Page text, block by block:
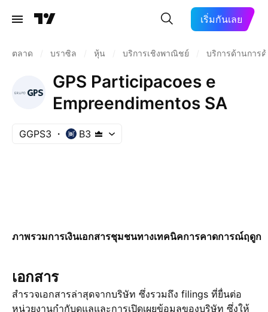
เริ่มกันเลย
ตลาด บราซิล หุ้น บริการเชิงพาณิชย์ บริการด้านการค้
GPS Participacoes e
Empreendimentos SA
GGPS3 B3
ภาพรวมการเงินเอกสารชุมชนทางเทคนิคการคาดการณ์ฤดูก
เอกสาร
สำรวจเอกสารล่าสุดจากบริษัท ซึ่งรวมถึง filings ที่ยื่นต่อ
หน่วยงานกำกับดูแลและการเปิดเผยข้อมูลของบริษัท ซึ่งให้